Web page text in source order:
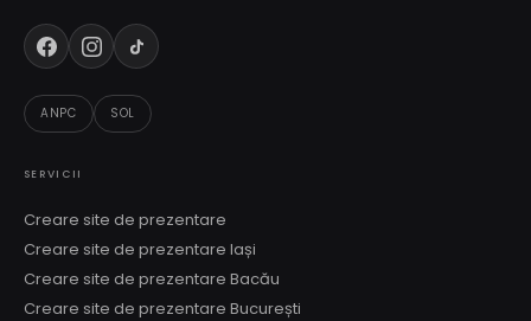
ANPC SOL
SERVICII
Creare site de prezentare
Creare site de prezentare Iași
Creare site de prezentare Bacău
Creare site de prezentare București